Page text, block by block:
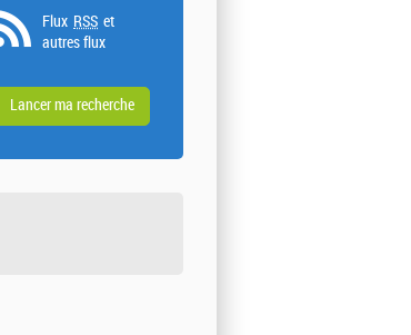
Flux RSS et
autres flux